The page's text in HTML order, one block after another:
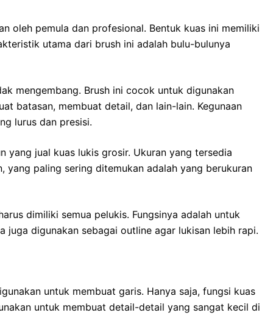
oleh pemula dan profesional. Bentuk kuas ini memiliki
utama dari brush ini adalah bulu-bulunya
mengembang. Brush ini cocok untuk digunakan
batasan, membuat detail, dan lain-lain. Kegunaan
lurus dan presisi.
yang jual kuas lukis grosir. Ukuran yang tersedia
yang paling sering ditemukan adalah yang berukuran
dimiliki semua pelukis. Fungsinya adalah untuk
juga digunakan sebagai outline agar lukisan lebih rapi.
untuk membuat garis. Hanya saja, fungsi kuas
untuk membuat detail-detail yang sangat kecil di